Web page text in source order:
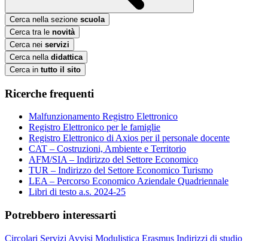
Cerca nella sezione scuola
Cerca tra le novità
Cerca nei servizi
Cerca nella didattica
Cerca in tutto il sito
Ricerche frequenti
Malfunzionamento Registro Elettronico
Registro Elettronico per le famiglie
Registro Elettronico di Axios per il personale docente
CAT – Costruzioni, Ambiente e Territorio
AFM/SIA – Indirizzo del Settore Economico
TUR – Indirizzo del Settore Economico Turismo
LEA – Percorso Economico Aziendale Quadriennale
Libri di testo a.s. 2024-25
Potrebbero interessarti
Circolari Servizi Avvisi Modulistica Erasmus Indirizzi di studio